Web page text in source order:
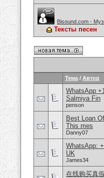
Bisound.com -
Тексты песен
Тема / Автор
WhatsApp
Salmiya Fin
penson
Best Loan
This mes
Danny07
WhatsApp:
UK
James34
在线购买真